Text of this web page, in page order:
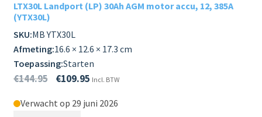
LTX30L Landport (LP) 30Ah AGM motor accu, 12, 385A
(YTX30L)
SKU:MB YTX30L
Afmeting:16.6 × 12.6 × 17.3 cm
Toepassing:Starten
€144.95 €109.95 Incl. BTW
Verwacht op 29 juni 2026